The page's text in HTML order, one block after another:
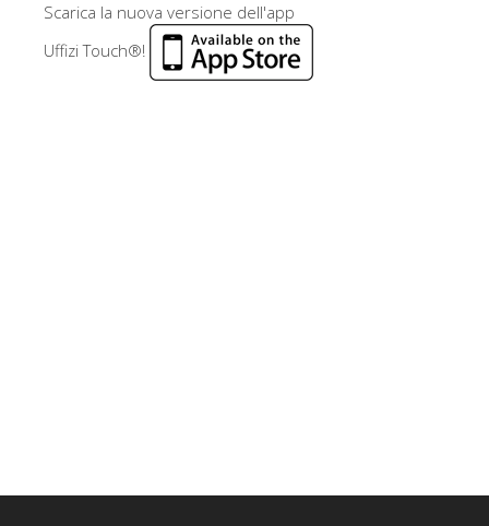
Scarica la nuova versione dell'app
Uffizi Touch®!